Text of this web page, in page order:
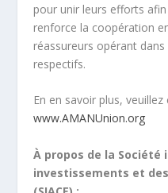
pour unir leurs efforts
renforce la coopération
réassureurs opérant
respectifs.
En en savoir plus,
www.AMANUnion.org
À propos de la Société
investissements et